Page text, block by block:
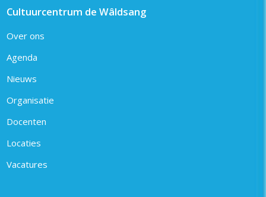
Cultuurcentrum de Wâldsang
Over ons
Agenda
Nieuws
Organisatie
Docenten
Locaties
Vacatures